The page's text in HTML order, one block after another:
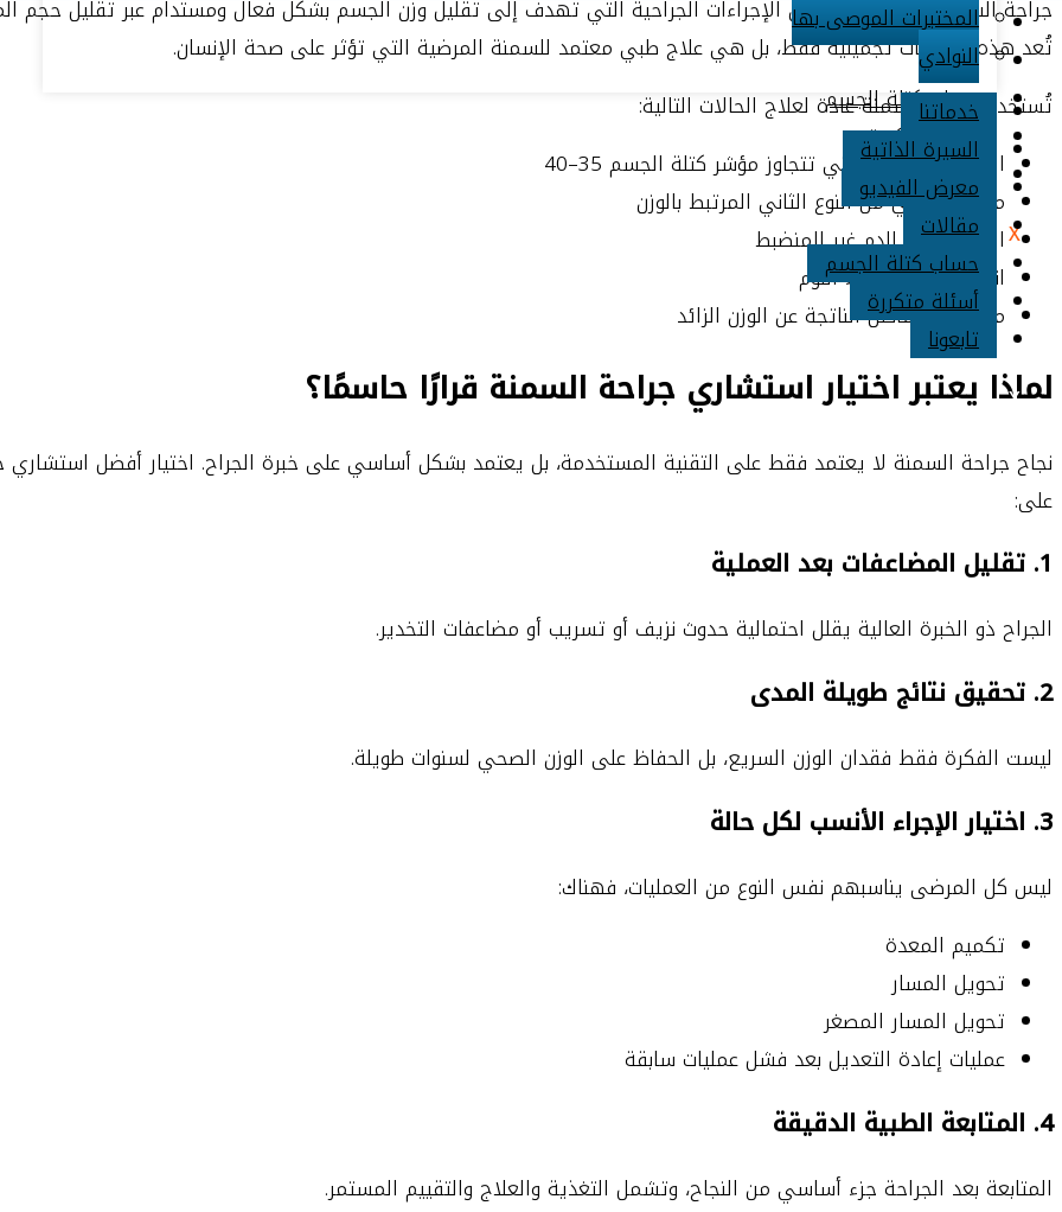
معرض الفيديو
مقالات
حساب كتلة الجسم
أسئلة متكررة
تابعونا
X
المختبرات الموصى بها
النوادي
خدماتنا
السيرة الذاتية
معرض الفيديو
مقالات
حساب كتلة الجسم
أسئلة متكررة
تابعونا
X
جراحة السمنة هي مجموعة من الإجراءات الجراحية التي تهدف إلى تقليل وزن الجسم بشكل فعال ومستدام عبر تقليل حجم
تُعد هذه العمليات تجميلية فقط، بل هي علاج طبي معتمد للسمنة المرضية التي تؤثر على صحة الإنسان.
تُستخدم جراحة السمنة عادة لعلاج الحالات التالية:
السمنة المفرطة التي تتجاوز مؤشر كتلة الجسم 35–40
مرض السكري من النوع الثاني المرتبط بالوزن
ارتفاع ضغط الدم غير المنضبط
انقطاع النفس أثناء النوم
مشاكل المفاصل الناتجة عن الوزن الزائد
لماذا يعتبر اختيار استشاري جراحة السمنة قرارًا حاسمًا؟
نجاح جراحة السمنة لا يعتمد فقط على التقنية المستخدمة، بل يعتمد بشكل أساسي على خبرة الجراح. اختيار أفضل
على:
1. تقليل المضاعفات بعد العملية
الجراح ذو الخبرة العالية يقلل احتمالية حدوث نزيف أو تسريب أو مضاعفات التخدير.
2. تحقيق نتائج طويلة المدى
ليست الفكرة فقط فقدان الوزن السريع، بل الحفاظ على الوزن الصحي لسنوات طويلة.
3. اختيار الإجراء الأنسب لكل حالة
ليس كل المرضى يناسبهم نفس النوع من العمليات، فهناك:
تكميم المعدة
تحويل المسار
تحويل المسار المصغر
عمليات إعادة التعديل بعد فشل عمليات سابقة
4. المتابعة الطبية الدقيقة
المتابعة بعد الجراحة جزء أساسي من النجاح، وتشمل التغذية والعلاج والتقييم المستمر.